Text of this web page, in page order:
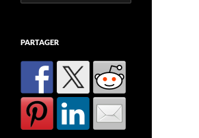
PARTAGER